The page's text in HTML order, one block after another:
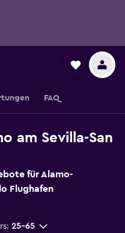
FAQ
am Sevilla-San
für Alamo-
Flughafen
25-65